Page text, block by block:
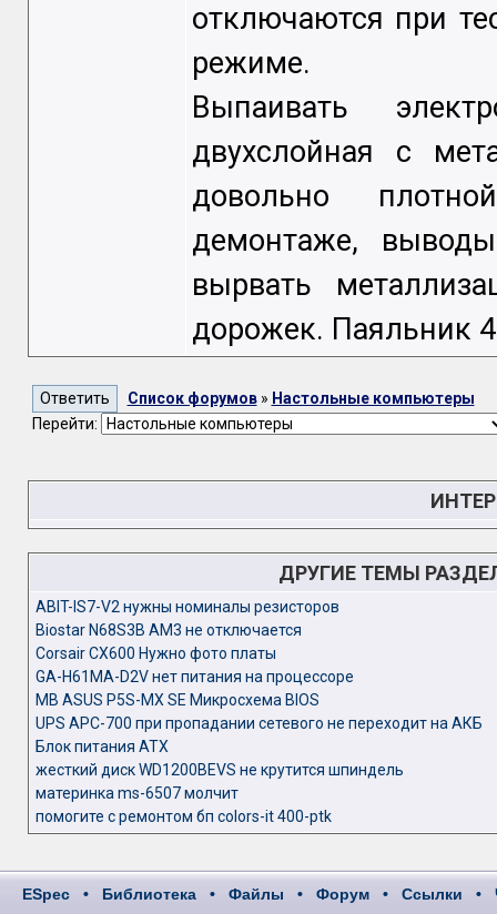
отключаются при
режиме.
Выпаивать
двухслойная с
довольно
демонтаже,
вырвать
дорожек. Паяльник
Список форумов» Настольные компьютеры
Перейти:
ДРУГИЕ ТЕМЫ
ABIT-IS7-V2 нужны номиналы резисторов
Biostar N68S3B AM3 не отключается
Corsair CX600 Нужно фото платы
GA-H61MA-D2V нет питания на процессоре
MB ASUS P5S-MX SE Микросхема BIOS
UPS APC-700 при пропадании сетевого не переходит на АКБ
Блок питания ATX
жесткий диск WD1200BEVS не крутится шпиндель
материнка ms-6507 молчит
помогите с ремонтом бп colors-it 400-ptk
ESpec • Библиотека • Файлы • Форум • Ссылки •